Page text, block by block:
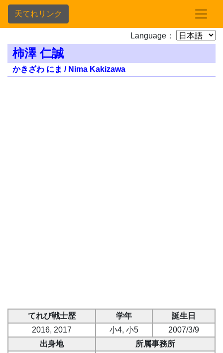
天てれリンク
Language：
柿澤 仁誠
かきざわ にま / Nima Kakizawa
てれび戦士歴 学年
誕生日
2016, 2017
小4, 小5
2007/3/9
出身地
所属事務所